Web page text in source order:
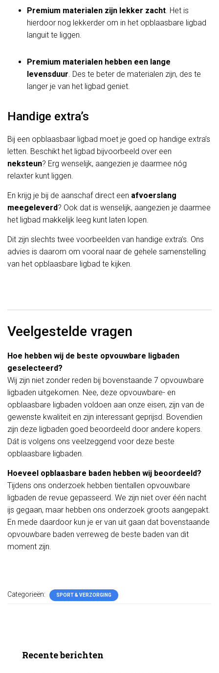
Premium materialen zijn lekker zacht. Het is
hierdoor nog lekkerder om in het opblaasbare ligbad
languit te liggen.
Premium materialen hebben een lange
levensduur. Des te beter de materialen zijn, des te
langer je van het ligbad geniet.
Handige extra’s
Bij een opblaasbaar ligbad moet je goed op handige extra’s
letten. Beschikt het ligbad bijvoorbeeld over een
neksteun? Erg wenselijk, aangezien je daarmee nóg
relaxter kunt liggen.
En krijg je bij de aanschaf direct een afvoerslang
meegeleverd? Ook dat is wenselijk, aangezien je daarmee
het ligbad makkelijk leeg kunt laten lopen.
Dit zijn slechts twee voorbeelden van handige extra’s. Ons
advies is daarom om vooral naar de gehele samenstelling
van het opblaasbare ligbad te kijken.
Veelgestelde vragen
Hoe hebben wij de beste opvouwbare ligbaden
geselecteerd?
Wij zijn niet zonder reden bij bovenstaande 7 opvouwbare
ligbaden uitgekomen. Nee, deze opvouwbare- en
opblaasbare ligbaden voldoen aan onze eisen, zijn van de
gewenste kwaliteit en zijn interessant geprijsd. Bovendien
zijn deze ligbaden goed beoordeeld door andere kopers.
Dát is volgens ons veelzeggend voor deze beste
opblaasbare ligbaden.
Hoeveel opblaasbare baden hebben wij beoordeeld?
Tijdens ons onderzoek hebben tientallen opvouwbare
ligbaden de revue gepasseerd. We zijn niet over één nacht
ijs gegaan, maar hebben ons onderzoek groots aangepakt.
En mede daardoor kun je er van uit gaan dat bovenstaande
opvouwbare baden verreweg de beste baden van dit
moment zijn.
Categorieën: SPORT & VERZORGING
Recente berichten